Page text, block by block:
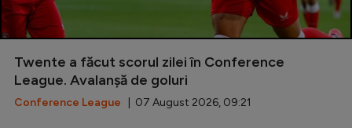
Twente a făcut scorul zilei în Conference
League. Avalanșă de goluri
Conference League | 07 August 2026, 09:21